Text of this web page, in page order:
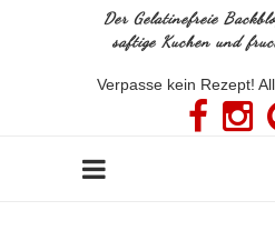
Der Gelatinefreie
saftige Kuchen und
Verpasse kein Rezept!